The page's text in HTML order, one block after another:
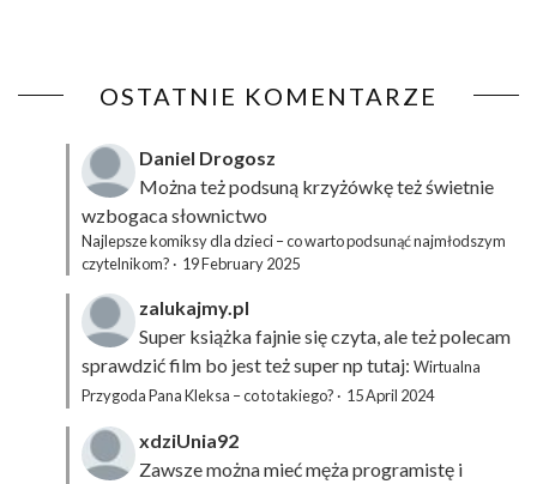
OSTATNIE KOMENTARZE
Daniel Drogosz
Można też podsuną krzyżówkęteż świetnie
wzbogaca słownictwo
Najlepsze komiksy dla dzieci – co warto podsunąć najmłodszym
czytelnikom? · 19 February 2025
zalukajmy.pl
Super książka fajnie się czyta, ale też polecam
sprawdzić film bo jest też super np tutaj: Wirtualna
Przygoda Pana Kleksa – co to takiego? · 15 April 2024
xdziUnia92
Zawsze można mieć męża programistę i